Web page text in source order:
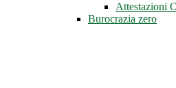
Attestazioni
Burocrazia zero